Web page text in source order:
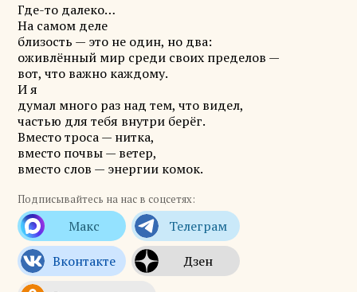
Где-то далеко…
На самом деле
близость — это не один, но два:
оживлённый мир средисвоих пределов —
вот, что важно каждому.
И я
думал много раз над тем, что видел,
частью для тебя внутриберёг.
Вместо троса — нитка,
вместо почвы — ветер,
вместо слов — энергии комок.
Подписывайтесь на нас в соцсетях: